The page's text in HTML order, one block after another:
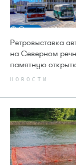
Ретровыставка
на Северном
памятную
НОВОСТИ